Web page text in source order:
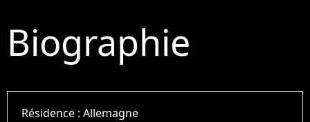
Biographie
Résidence :Allemagne